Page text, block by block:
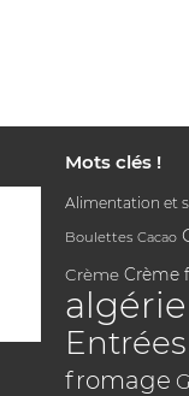
Mots clés !
Alimentation et
Boulettes Cacao
Crème Crème
Entrées
fromage